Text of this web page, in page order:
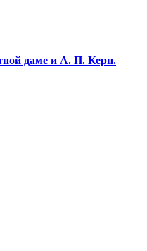
даме и А. П. Керн.